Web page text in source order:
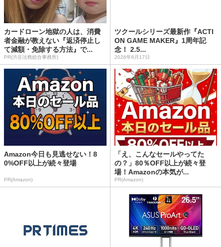
カードローン地獄の人は、消費
者金融が教えない『返済停止し
て減額・免除する方法』で...
PR(渋谷法務総合事務所)
ツクールシリーズ最新作『ACTI
ON GAME MAKER』1周年記
念！ 2.5...
2026年6月17日
Amazon今日も見逃せない！8
0%OFF以上が続々登場
PR(Amazon)
「え、こんなセールやってた
の？」80％OFF以上が続々登
場！Amazonの本気が...
PR(Amazon)